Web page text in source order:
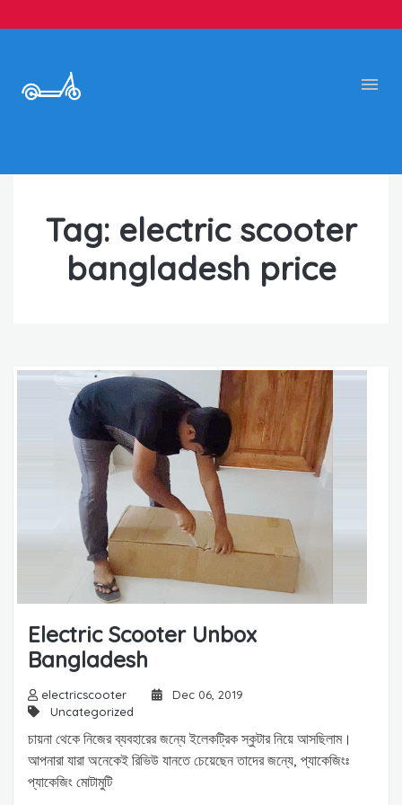
Tag: electric scooter
bangladesh price
Electric Scooter Unbox
Bangladesh
electricscooter
Dec 06, 2019
Uncategorized
চায়না থেকে নিজের ব্যবহারের জন্যে ইলেকট্রিক স্কুটার নিয়ে আসছিলাম।
আপনারা যারা অনেকেই রিভিউ যানতে চেয়েছেন তাদের জন্যে, প্যাকেজিংঃ
প্যাকেজিং মোটামুটি